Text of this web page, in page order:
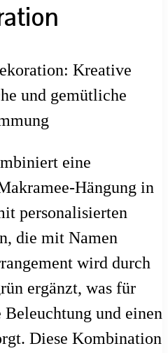
eine
Hängung in
personalisierten
die mit Namen
wird durch
ergänzt, was für
und einen
Diese Kombination